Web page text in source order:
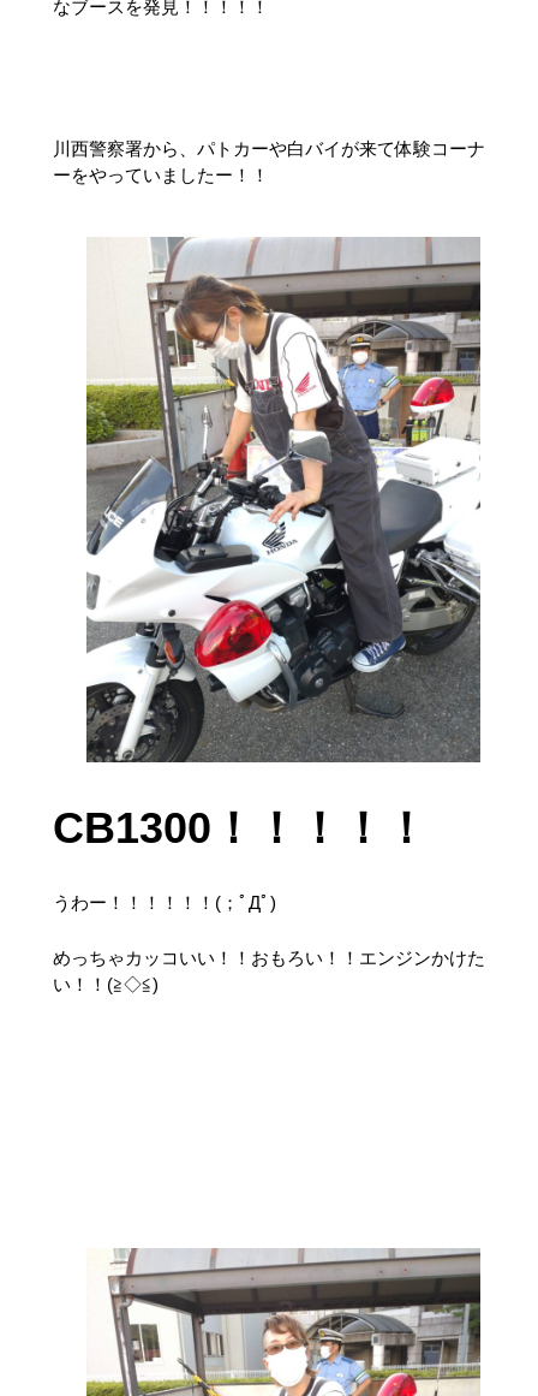
なブースを発見！！！！！
川西警察署から、パトカーや白バイが来て体験コーナ
ーをやっていましたー！！
CB1300！！！！！
うわー！！！！！！(；ﾟДﾟ)
めっちゃカッコいい！！おもろい！！エンジンかけた
い！！(≧◇≦)